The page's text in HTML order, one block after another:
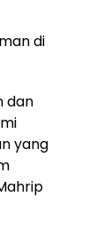
di
dan
yang